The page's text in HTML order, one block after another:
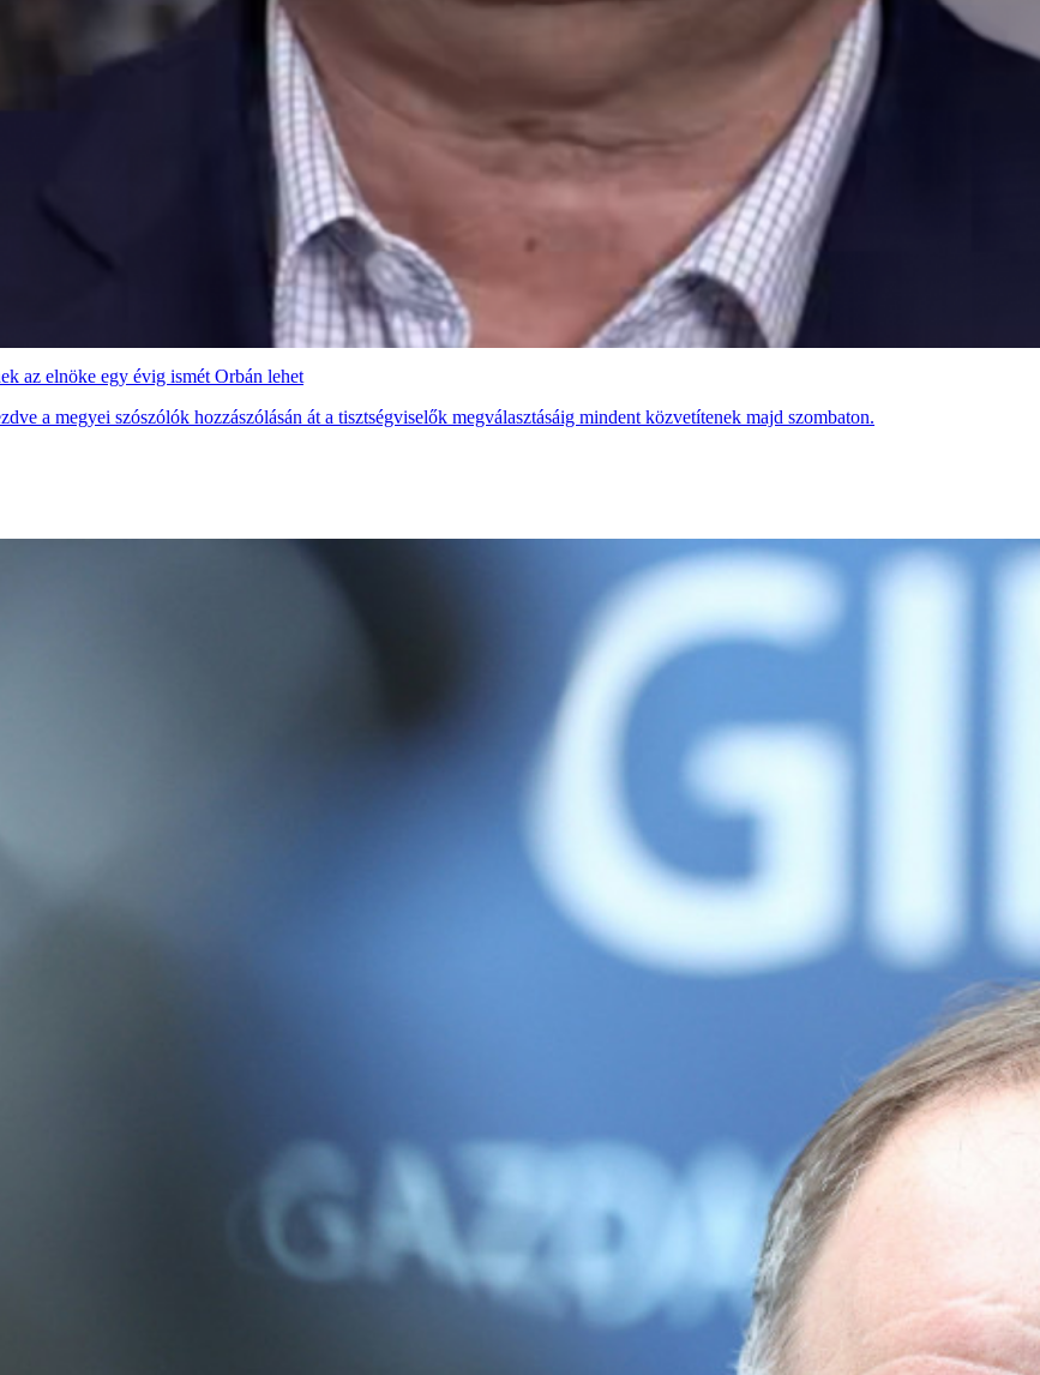
az elnöke egy évig ismét Orbán lehet
a megyei szószólók hozzászólásán át a tisztségviselők megválasztásáig mindent közvetítenek majd szombaton.